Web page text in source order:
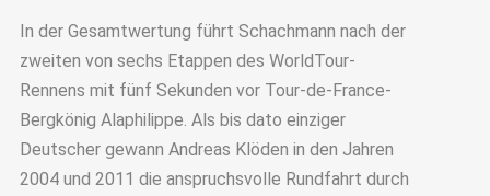
In der Gesamtwertung führt Schachmann nach der
zweiten von sechs Etappen des WorldTour-
Rennens mit fünf Sekunden vor Tour-de-France-
Bergkönig Alaphilippe. Als bis dato einziger
Deutscher gewann Andreas Klöden in den Jahren
2004 und 2011 die anspruchsvolle Rundfahrt durch